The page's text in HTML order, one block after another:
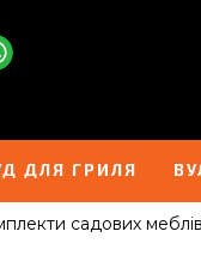
ДЛЯ ГРИЛЯ
садових